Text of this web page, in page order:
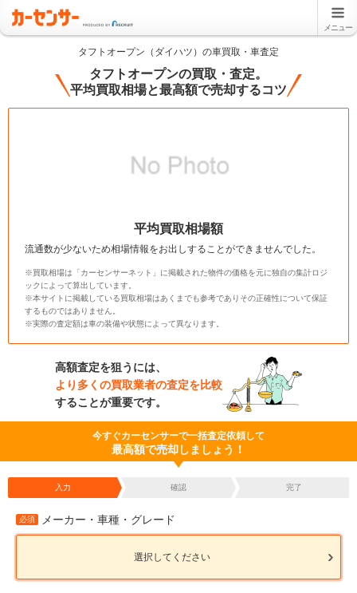
メニュー
タフトオープン（ダイハツ）の車買取・車査定
タフトオープンの買取・査定。
平均買取相場と最高額で売却するコツ
平均買取相場額
流通数が少ないため相場情報をお出しすることができませんでした。
※買取相場は「カーセンサーネット」に掲載された物件の価格を元に独自の集計ロジ
ックによって算出しています。
※本サイトに掲載している買取相場はあくまでも参考でありその正確性について保証
するものではありません。
※実際の査定額は車の装備や状態によって異なります。
高額査定を狙うには、
より多くの買取業者の査定を比較
することが重要です。
今すぐカーセンサーで一括査定依頼して
最高額で売却しましょう！
入力 確認 完了
必須 メーカー・車種・グレード
選択してください